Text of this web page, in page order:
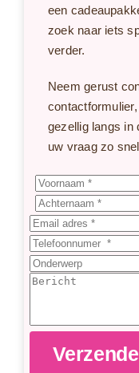
een
zoek naar iets
verder.
Neem gerust
gezellig langs in
uw vraag zo